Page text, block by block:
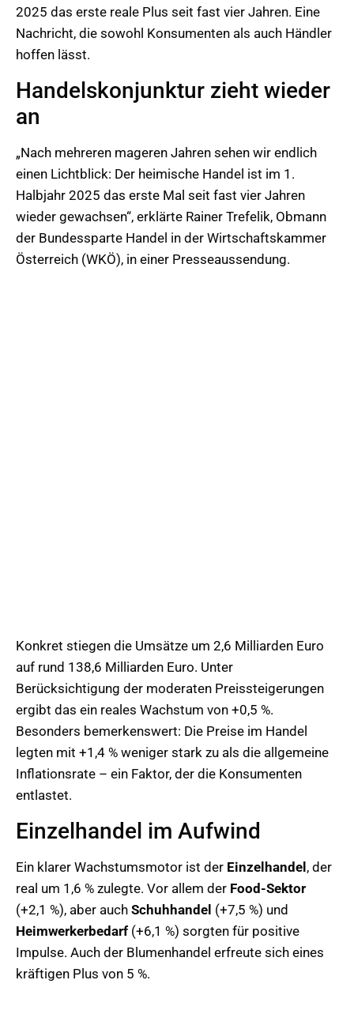
2025 das erste reale Plus seit fast vier Jahren. Eine
Nachricht, die sowohl Konsumenten als auch Händler
hoffen lässt.
Handelskonjunktur zieht wieder
an
„Nach mehreren mageren Jahren sehen wir endlich
einen Lichtblick: Der heimische Handel ist im 1.
Halbjahr 2025 das erste Mal seit fast vier Jahren
wieder gewachsen“, erklärte Rainer Trefelik, Obmann
der Bundessparte Handel in der Wirtschaftskammer
Österreich (WKÖ), in einer Presseaussendung.
Konkret stiegen die Umsätze um 2,6 Milliarden Euro
auf rund 138,6 Milliarden Euro. Unter
Berücksichtigung der moderaten Preissteigerungen
ergibt das ein reales Wachstum von +0,5 %.
Besonders bemerkenswert: Die Preise im Handel
legten mit +1,4 % weniger stark zu als die allgemeine
Inflationsrate – ein Faktor, der die Konsumenten
entlastet.
Einzelhandel im Aufwind
Ein klarer Wachstumsmotor ist der Einzelhandel, der
real um 1,6 % zulegte. Vor allem der Food-Sektor
(+2,1 %), aber auch Schuhhandel (+7,5 %) und
Heimwerkerbedarf (+6,1 %) sorgten für positive
Impulse. Auch der Blumenhandel erfreute sich eines
kräftigen Plus von 5 %.